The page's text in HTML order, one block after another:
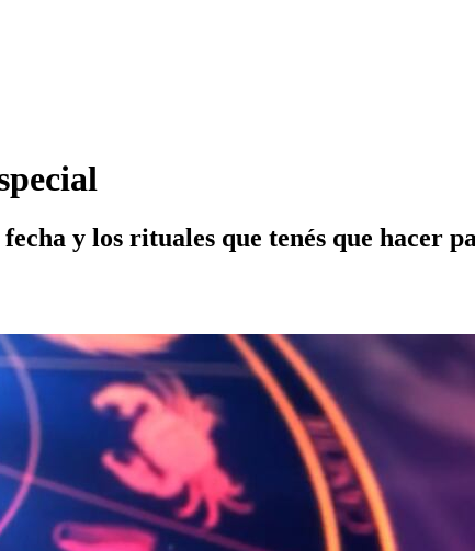
y los rituales que tenés que hacer